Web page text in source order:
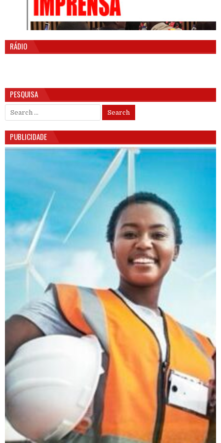
RÁDIO
PESQUISA
Search for:
PUBLICIDADE